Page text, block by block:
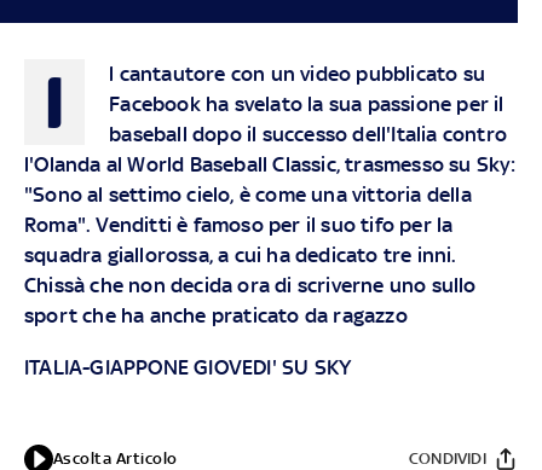
I
l cantautore con un video pubblicato su
Facebook ha svelato la sua passione per il
baseball dopo il successo dell'Italia contro
l'Olanda al World Baseball Classic, trasmesso su Sky:
"Sono al settimo cielo, è come una vittoria della
Roma". Venditti è famoso per il suo tifo per la
squadra giallorossa, a cui ha dedicato tre inni.
Chissà che non decida ora di scriverne uno sullo
sport che ha anche praticato da ragazzo
ITALIA-GIAPPONE GIOVEDI' SU SKY
Ascolta Articolo CONDIVIDI